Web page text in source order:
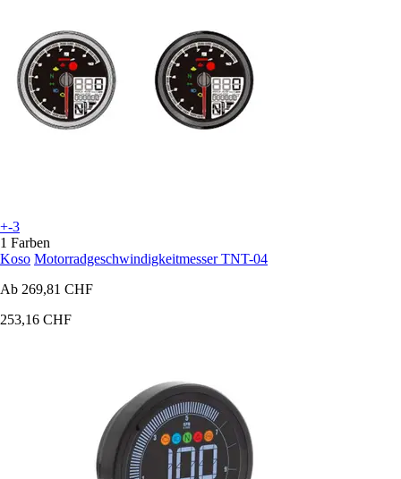
+-3
1 Farben
Koso Motorradgeschwindigkeitmesser TNT-04
Ab 269,81 CHF
253,16 CHF